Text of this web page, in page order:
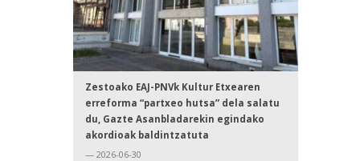
Zestoako EAJ-PNVk Kultur Etxearen
erreforma “partxeo hutsa” dela salatu
du, Gazte Asanbladarekin egindako
akordioak baldintzatuta
— 2026-06-30